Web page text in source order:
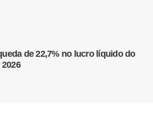
de 22,7% no lucro líquido do